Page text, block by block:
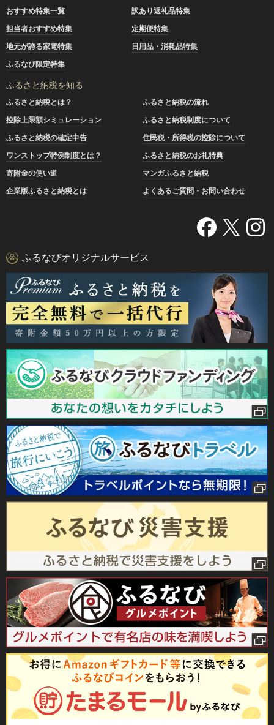
おすすめ特集一覧
訳あり返礼品特集
担当者おすすめ特集
定期便特集
地元が誇る家電特集
日用品・消耗品特集
ふるなび限定特集
ふるさと納税を知る
ふるさと納税とは？
ふるさと納税の流れ
控除上限額シミュレーション
ふるさと納税制度について
ふるさと納税の確定申告
住民税・所得税の控除について
ワンストップ特例制度とは？
ふるさと納税のお礼特典
寄附金の使い道
マンガふるさと納税
企業版ふるさと納税とは
よくあるご質問・お問い合わせ
ふるなびオリジナルサービス